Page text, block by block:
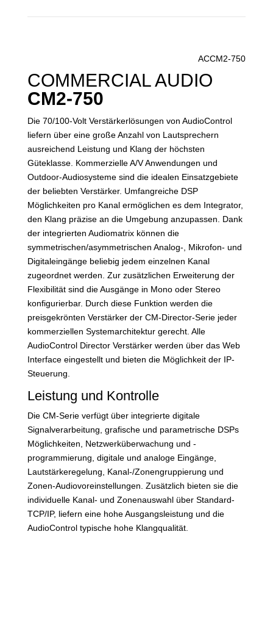
ACCM2-750
COMMERCIAL AUDIO
CM2-750
Die 70/100-Volt Verstärkerlösungen von AudioControl
liefern über eine große Anzahl von Lautsprechern
ausreichend Leistung und Klang der höchsten
Güteklasse. Kommerzielle A/V Anwendungen und
Outdoor-Audiosysteme sind die idealen Einsatzgebiete
der beliebten Verstärker. Umfangreiche DSP
Möglichkeiten pro Kanal ermöglichen es dem Integrator,
den Klang präzise an die Umgebung anzupassen. Dank
der integrierten Audiomatrix können die
symmetrischen/asymmetrischen Analog-, Mikrofon- und
Digitaleingänge beliebig jedem einzelnen Kanal
zugeordnet werden. Zur zusätzlichen Erweiterung der
Flexibilität sind die Ausgänge in Mono oder Stereo
konfigurierbar. Durch diese Funktion werden die
preisgekrönten Verstärker der CM-Director-Serie jeder
kommerziellen Systemarchitektur gerecht. Alle
AudioControl Director Verstärker werden über das Web
Interface eingestellt und bieten die Möglichkeit der IP-
Steuerung.
Leistung und Kontrolle
Die CM-Serie verfügt über integrierte digitale
Signalverarbeitung, grafische und parametrische DSPs
Möglichkeiten, Netzwerküberwachung und -
programmierung, digitale und analoge Eingänge,
Lautstärkeregelung, Kanal-/Zonengruppierung und
Zonen-Audiovoreinstellungen. Zusätzlich bieten sie die
individuelle Kanal- und Zonenauswahl über Standard-
TCP/IP, liefern eine hohe Ausgangsleistung und die
AudioControl typische hohe Klangqualität.